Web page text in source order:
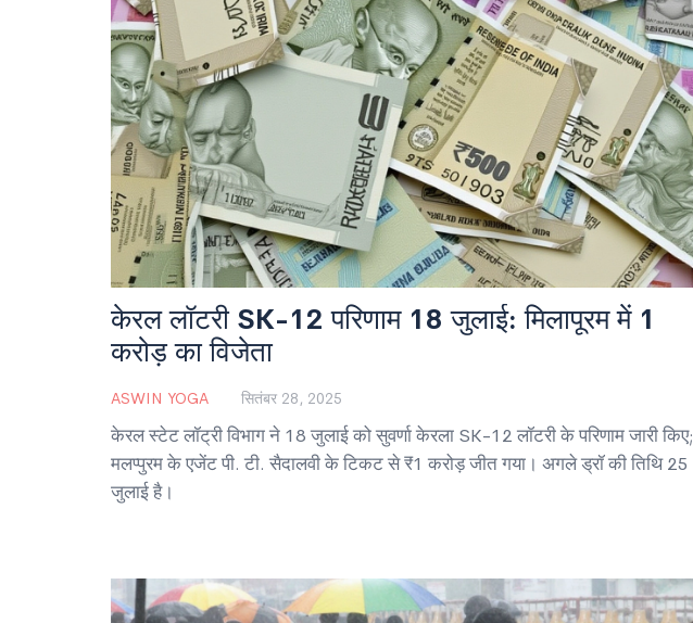
केरल लॉटरी SK-12 परिणाम 18 जुलाई: मिलापूरम में 1
करोड़ का विजेता
ASWIN YOGA सितंबर 28, 2025
केरल स्टेट लॉट्री विभाग ने 18 जुलाई को सुवर्णा केरला SK-12 लॉटरी के परिणाम जारी किए;
मलप्पुरम के एजेंट पी. टी. सैदालवी के टिकट से ₹1 करोड़ जीत गया। अगले ड्रॉ की तिथि 25
जुलाई है।